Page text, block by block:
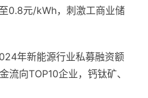
0.8元/kWh，刺激工商业储
年新能源行业私募融资额
流向TOP10企业，钙钛矿、